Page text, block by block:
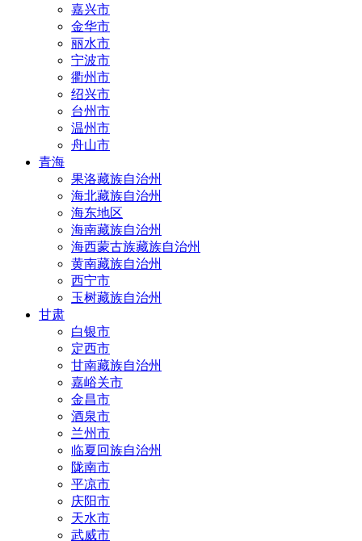
嘉兴市
金华市
丽水市
宁波市
衢州市
绍兴市
台州市
温州市
舟山市
青海
果洛藏族自治州
海北藏族自治州
海东地区
海南藏族自治州
海西蒙古族藏族自治州
黄南藏族自治州
西宁市
玉树藏族自治州
甘肃
白银市
定西市
甘南藏族自治州
嘉峪关市
金昌市
酒泉市
兰州市
临夏回族自治州
陇南市
平凉市
庆阳市
天水市
武威市